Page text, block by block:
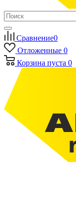
Сравнение0
Отложенные 0
Корзина пуста 0